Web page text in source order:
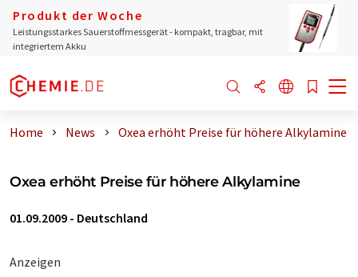
Produkt der Woche
Leistungsstarkes Sauerstoffmessgerät - kompakt, tragbar, mit
integriertem Akku
Home News Oxea erhöht Preise für höhere Alkylamine
Oxea erhöht Preise für höhere Alkylamine
01.09.2009 - Deutschland
Anzeigen